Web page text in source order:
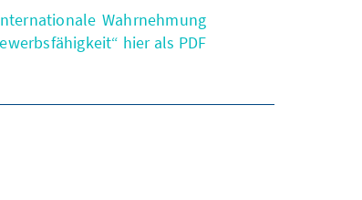
Wahrnehmung
hier als PDF.